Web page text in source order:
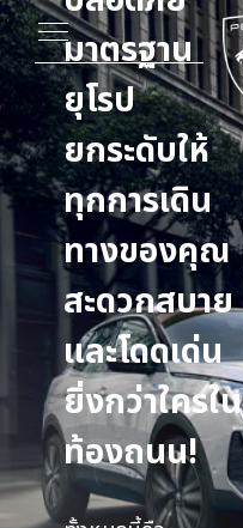
มาตรฐาน
ยุโรป
ยกระดับให้
ทุกการเดิน
ทางของคุณ
สะดวกสบาย
และโดดเด่น
ยิ่งกว่าใครใน
ท้องถนน!